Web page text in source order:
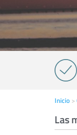
Inicio
Las